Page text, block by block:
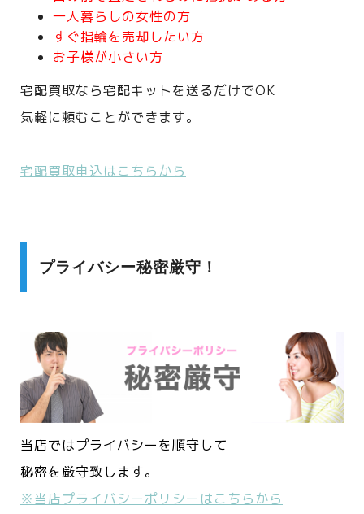
一人暮らしの女性の方
すぐ指輪を売却したい方
お子様が小さい方
宅配買取なら宅配キットを送るだけでOK
気軽に頼むことができます。
宅配買取申込はこちらから
プライバシー秘密厳守！
当店ではプライバシーを順守して
秘密を厳守致します。
※当店プライバシーポリシーはこちらから